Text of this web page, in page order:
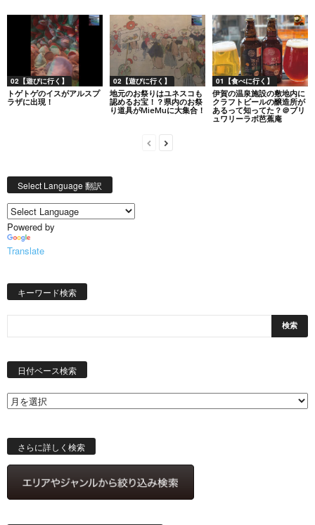
02【遊びに行く】
トゲトゲのイスがアルスプ
ラザに出現！
02【遊びに行く】
地元のお祭りはユネスコも
認めるお宝！？県内のお祭
り道具がMieMuに大集合！
01【食べに行く】
伊賀の温泉施設の敷地内に
クラフトビールの醸造所が
あるって知ってた？＠ブリ
ュワリーラボ芭蕉庵
Select Language 翻訳
Powered by
Translate
キーワード検索
日付ベース検索
ス
索
さらに詳しく検索